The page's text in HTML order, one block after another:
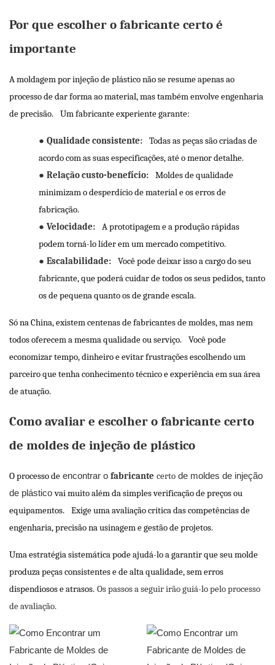
Por que escolher o fabricante certo é
importante
A moldagem por injeção de plástico não se resume apenas ao
processo de dar forma ao material, mas também envolve engenharia
de precisão.
Um fabricante experiente garante:
● Qualidade consistente:
Todas as peças são criadas de
acordo com as suas especificações, até o menor detalhe.
● Relação custo-benefício:
Moldes de qualidade
minimizam o desperdício de material e os erros de
fabricação.
● Velocidade:
A prototipagem e a produção rápidas
podem torná-lo líder em um mercado competitivo.
● Escalabilidade:
Você pode deixar isso a cargo do seu
fabricante, que poderá cuidar de todos os seus pedidos, tanto
os de pequena quanto os de grande escala.
Só na China, existem centenas de fabricantes de moldes, mas nem
todos oferecem a mesma qualidade ou serviço.
Você pode
economizar tempo, dinheiro e evitar frustrações escolhendo um
parceiro que tenha conhecimento técnico e experiência em sua área
de atuação.
Como avaliar e escolher o fabricante certo
de moldes de injeção de plástico
O processo de encontrar o fabricante certo de moldes de injeção
de plásticovai muito além da simples verificação de preços ou
equipamentos.
Exige uma avaliação crítica das competências de
engenharia, precisão na usinagem e gestão de projetos.
Uma estratégia sistemática pode ajudá-lo a garantir que seu molde
produza peças consistentes e de alta qualidade, sem erros
dispendiosos e atrasos. Os passos a seguir irão guiá-lo pelo processo
de avaliação.